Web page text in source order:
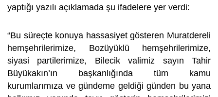
yaptığı yazılı açıklamada şu ifadelere yer verdi:
“Bu süreçte konuya hassasiyet gösteren Muratdereli
hemşehrilerimize, Bozüyüklü hemşehrilerimize,
siyasi partilerimize, Bilecik valimiz sayın Tahir
Büyükakın’ın başkanlığında tüm kamu
kurumlarımıza ve gündeme geldiği günden bu yana